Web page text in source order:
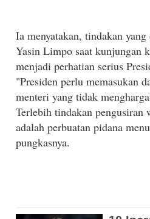
Ia menyatakan, tindakan
Yasin Limpo saat kunjungan
menjadi perhatian serius
"Presiden perlu memasukan
menteri yang tidak
Terlebih tindakan pengusiran
adalah perbuatan pidana
pungkasnya.